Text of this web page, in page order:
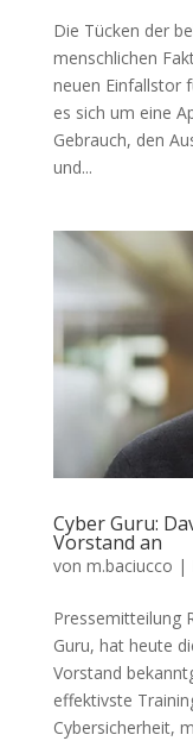
Die Tücken der
menschlichen
neuen Einfallstor
es sich um eine
Gebrauch, den
und...
Cyber Guru:
Vorstand an
von m.baciucco |
Pressemitteilung
Guru, hat heute
Vorstand
effektivste
Cybersicherheit,